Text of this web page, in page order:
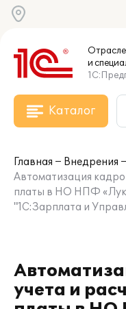
и
Каталог
Главная
Внедрения
Автоматизация
платы в НО НПФ
"1С:Зарплата и
учета и